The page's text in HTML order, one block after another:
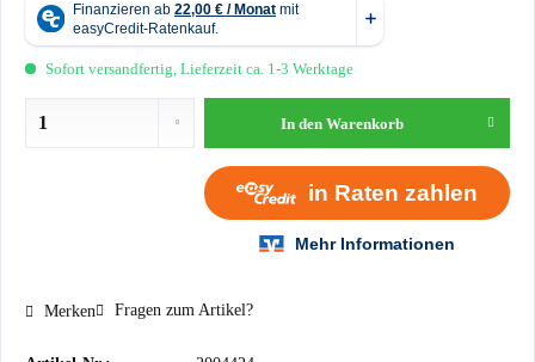
Sofort versandfertig, Lieferzeit ca. 1-3 Werktage
In den Warenkorb
Merken Fragen zum Artikel?